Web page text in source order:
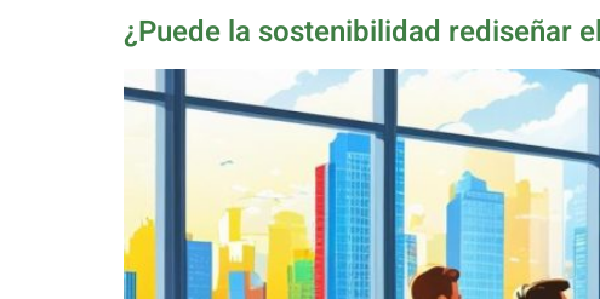
¿Puede la sostenibilidad rediseñar